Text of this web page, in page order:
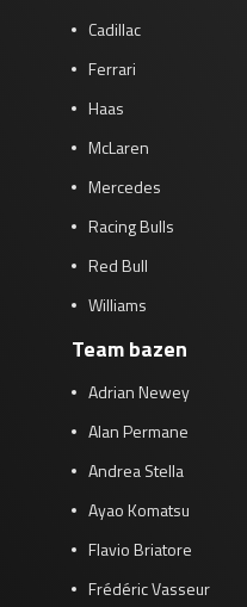
Cadillac
Ferrari
Haas
McLaren
Mercedes
Racing Bulls
Red Bull
Williams
Team bazen
Adrian Newey
Alan Permane
Andrea Stella
Ayao Komatsu
Flavio Briatore
Frédéric Vasseur